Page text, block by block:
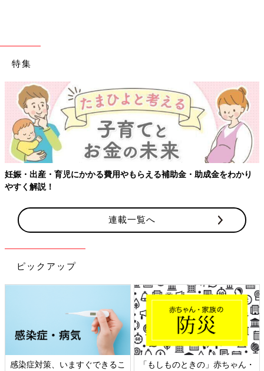
特集
金をわかり
【ワクチン接種できるものも】妊婦の感染症対策、知
連載一覧へ
ピックアップ
」赤ちゃん・
日本外来小児科学会リーフレッ
六星占術 細木か